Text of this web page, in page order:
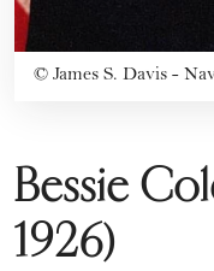
© James S. Davis -
Bessie
1926)